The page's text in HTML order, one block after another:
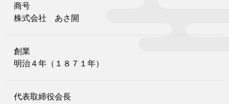
商号
株式会社 あさ開
創業
明治４年（１８７１年）
代表取締役会長